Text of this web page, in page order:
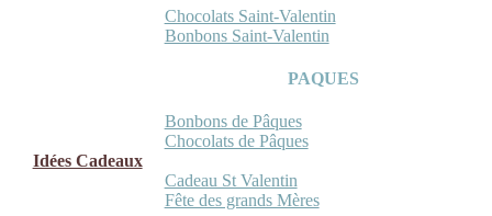
Chocolats Saint-Valentin
Bonbons Saint-Valentin
PAQUES
Bonbons de Pâques
Chocolats de Pâques
Idées Cadeaux
Cadeau St Valentin
Fête des grands Mères